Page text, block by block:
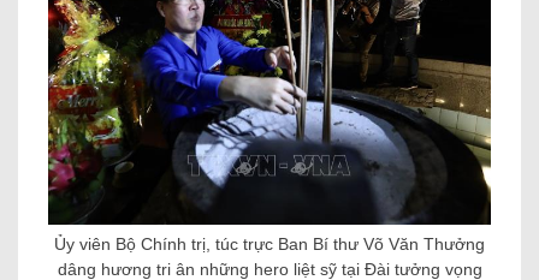
Ủy viên Bộ Chính trị, túc trực Ban Bí thư Võ Văn Thưởng
dâng hương tri ân những hero liệt sỹ tại Đài tưởng vọng